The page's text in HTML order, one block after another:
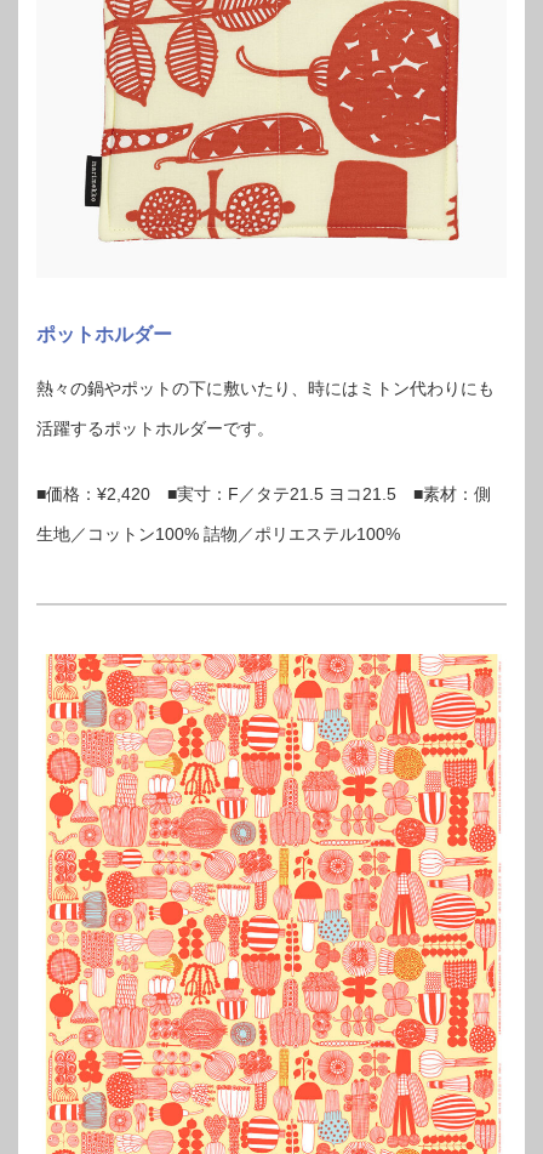
ポットホルダー
熱々の鍋やポットの下に敷いたり、時にはミトン代わりにも
活躍するポットホルダーです。
■価格：¥2,420 ■実寸：F／タテ21.5 ヨコ21.5 ■素材：側
生地／コットン100% 詰物／ポリエステル100%